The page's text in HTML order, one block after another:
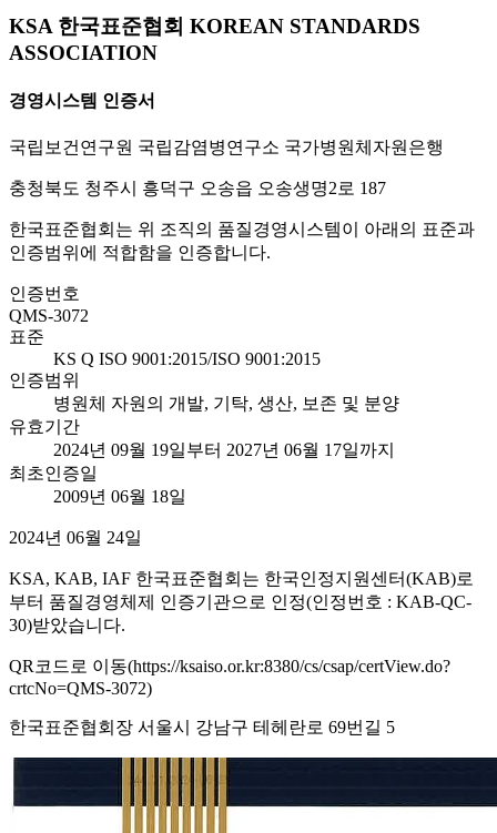
KSA 한국표준협회 KOREAN STANDARDS
ASSOCIATION
경영시스템 인증서
국립보건연구원 국립감염병연구소 국가병원체자원은행
충청북도 청주시 흥덕구 오송읍 오송생명2로 187
한국표준협회는 위 조직의 품질경영시스템이 아래의 표준과
인증범위에 적합함을 인증합니다.
인증번호
QMS-3072
표준
KS Q ISO 9001:2015/ISO 9001:2015
인증범위
병원체 자원의 개발, 기탁, 생산, 보존 및 분양
유효기간
2024년 09월 19일부터 2027년 06월 17일까지
최초인증일
2009년 06월 18일
2024년 06월 24일
KSA, KAB, IAF 한국표준협회는 한국인정지원센터(KAB)로
부터 품질경영체제 인증기관으로 인정(인정번호 : KAB-QC-
30)받았습니다.
QR코드로 이동(https://ksaiso.or.kr:8380/cs/csap/certView.do?
crtcNo=QMS-3072)
한국표준협회장 서울시 강남구 테헤란로 69번길 5